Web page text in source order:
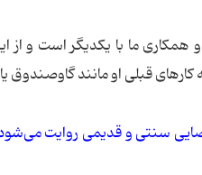
همكاری ما با یكدیگر است و
قبلی او مانند گاوصندوق
سنتی و قدیمی روایت می‌شود